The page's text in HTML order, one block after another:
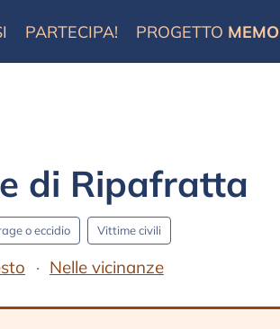
PARTECIPA! PROGETTO MEMO
di Ripafratta
o eccidio Vittime civili
Nelle vicinanze